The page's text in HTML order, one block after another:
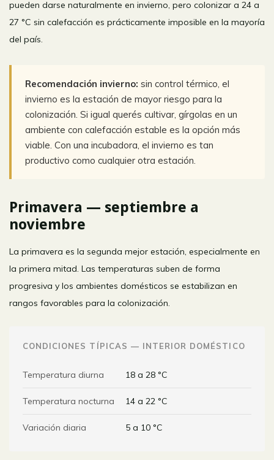
pueden darse naturalmente en invierno, pero colonizar a 24 a
27 °C sin calefacción es prácticamente imposible en la mayoría
del país.
Recomendación invierno: sin control térmico, el
invierno es la estación de mayor riesgo para la
colonización. Si igual querés cultivar, gírgolas en un
ambiente con calefacción estable es la opción más
viable. Con una incubadora, el invierno es tan
productivo como cualquier otra estación.
Primavera — septiembre a
noviembre
La primavera es la segunda mejor estación, especialmente en
la primera mitad. Las temperaturas suben de forma
progresiva y los ambientes domésticos se estabilizan en
rangos favorables para la colonización.
CONDICIONES TÍPICAS — INTERIOR DOMÉSTICO
Temperatura diurna 18 a 28 °C
Temperatura nocturna 14 a 22 °C
Variación diaria 5 a 10 °C